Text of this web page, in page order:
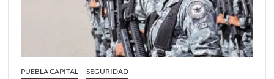
PUEBLA CAPITAL SEGURIDAD